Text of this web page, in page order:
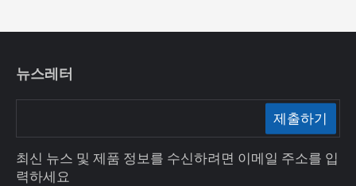
뉴스레터
제출하기
최신 뉴스 및 제품 정보를 수신하려면 이메일 주소를 입
력하세요